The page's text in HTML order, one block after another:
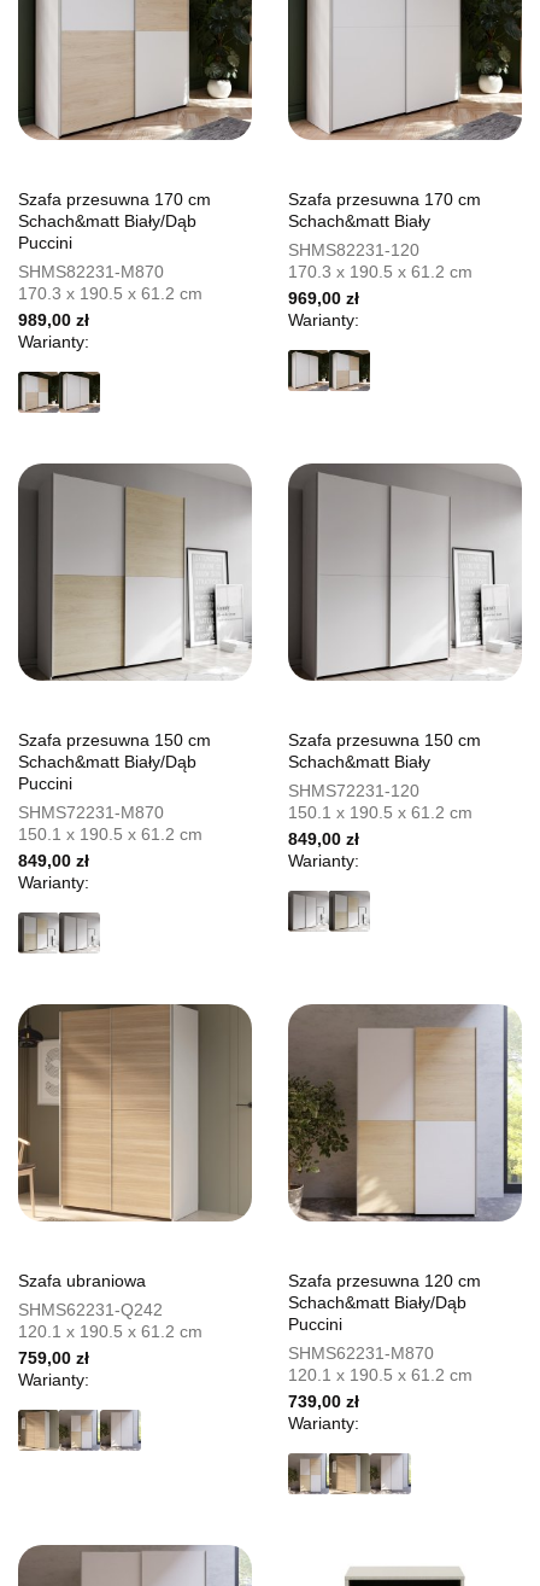
Szafa przesuwna 170 cm
Schach&matt Biały/Dąb
Puccini
SHMS82231-M870
170.3 x 190.5 x 61.2 cm
989,00 zł
Warianty:
Szafa przesuwna 170 cm
Schach&matt Biały
SHMS82231-120
170.3 x 190.5 x 61.2 cm
969,00 zł
Warianty:
Szafa przesuwna 150 cm
Schach&matt Biały/Dąb
Puccini
SHMS72231-M870
150.1 x 190.5 x 61.2 cm
849,00 zł
Warianty:
Szafa przesuwna 150 cm
Schach&matt Biały
SHMS72231-120
150.1 x 190.5 x 61.2 cm
849,00 zł
Warianty:
Szafa ubraniowa
SHMS62231-Q242
120.1 x 190.5 x 61.2 cm
759,00 zł
Warianty:
Szafa przesuwna 120 cm
Schach&matt Biały/Dąb
Puccini
SHMS62231-M870
120.1 x 190.5 x 61.2 cm
739,00 zł
Warianty: